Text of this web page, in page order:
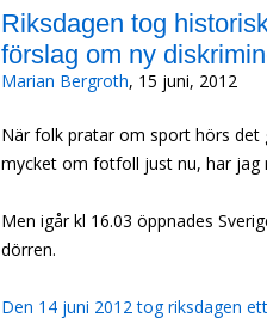
Riksdagen tog
förslag om ny
Marian Bergroth, 15 juni, 2012
När folk pratar om sport hörs det
mycket om fotfoll just nu, har jag
Men igår kl 16.03 öppnades
dörren.
Den 14 juni 2012 tog riksdagen